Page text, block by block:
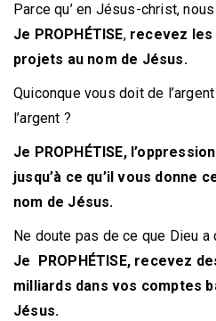
Parce qu’ en Jésus-christ,
Je PROPHÉTISE, recevez les
projets au nom de Jésus.
Quiconque vous doit de
l’argent ?
Je PROPHÉTISE,
jusqu’à ce qu’il vous donne
nom de Jésus.
Ne doute pas de ce que Dieu a
Je PROPHÉTISE, recevez
milliards dans vos comptes
Jésus.